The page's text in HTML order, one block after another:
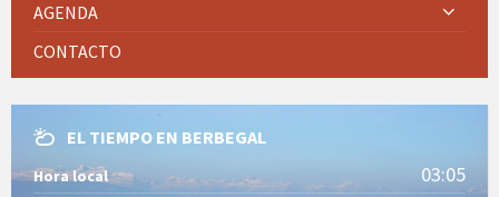
AGENDA
CONTACTO
EL TIEMPO EN BERBEGAL
Hora local 03:05